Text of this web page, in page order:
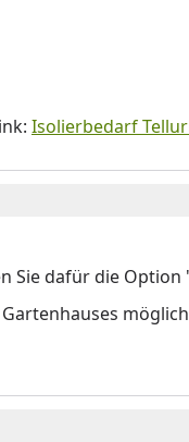
Isolierbedarf
Sie dafür die